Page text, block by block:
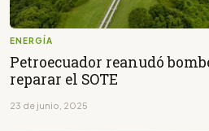
ENERGÍA
Petroecuador reanudó
reparar el SOTE
23 de junio, 2025